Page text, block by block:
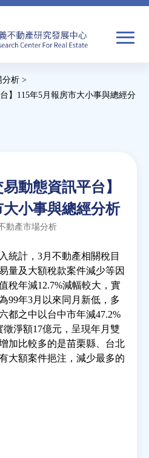
育推廣
究獎勵
產年鑑
子報
分析 >
】115年5月報房市大小事與總經分
動態資訊平台】
大小事與總經分析
動產市場分析
統計，3月不動產相關稅目
量及大額稅款案件減少等因
稅年減12.7%減幅較大，實
99年3月以來同月新低，多
都之中以台中市年減47.2%
淨額17億元，呈現年月雙
加比較多的是苗栗縣、台北
大額案件挹注，減少最多的